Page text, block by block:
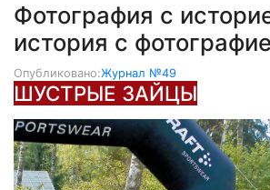
Фотография с
история с
Опубликовано:Журнал №49
ШУСТРЫЕ ЗАЙЦЫ